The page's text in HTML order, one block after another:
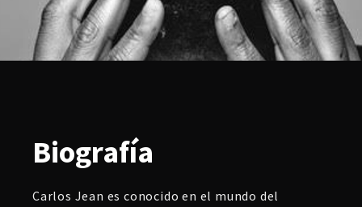
Biografía
Carlos Jean es conocido en el mundo del